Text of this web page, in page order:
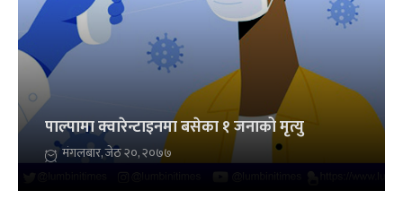
पाल्पामा क्वारेन्टाइनमा बसेका १ जनाको मृत्यु
मंगलबार, जेठ २०, २०७७